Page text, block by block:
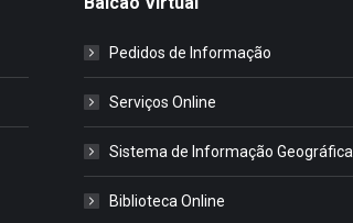
Pedidos de Informação
Serviços Online
Sistema de Informação Geográfica
Biblioteca Online